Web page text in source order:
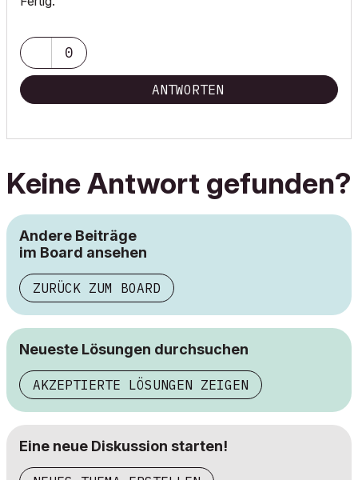
0
ANTWORTEN
Keine Antwort gefunden?
Andere Beiträge
im Board ansehen
ZURÜCK ZUM BOARD
Neueste Lösungen durchsuchen
AKZEPTIERTE LÖSUNGEN ZEIGEN
Eine neue Diskussion starten!